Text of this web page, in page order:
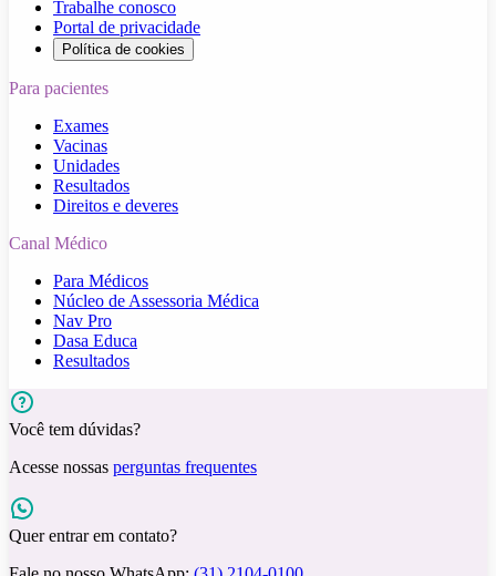
Trabalhe conosco
Portal de privacidade
Política de cookies
Para pacientes
Exames
Vacinas
Unidades
Resultados
Direitos e deveres
Canal Médico
Para Médicos
Núcleo de Assessoria Médica
Nav Pro
Dasa Educa
Resultados
Você tem dúvidas?
Acesse nossas perguntas frequentes
Quer entrar em contato?